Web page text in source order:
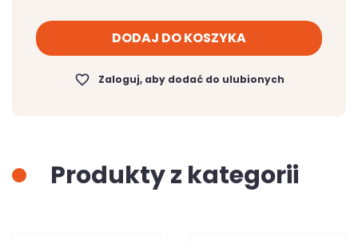
DODAJ DO KOSZYKA
favorite_border Zaloguj, aby dodać do ulubionych
Produkty z kategorii